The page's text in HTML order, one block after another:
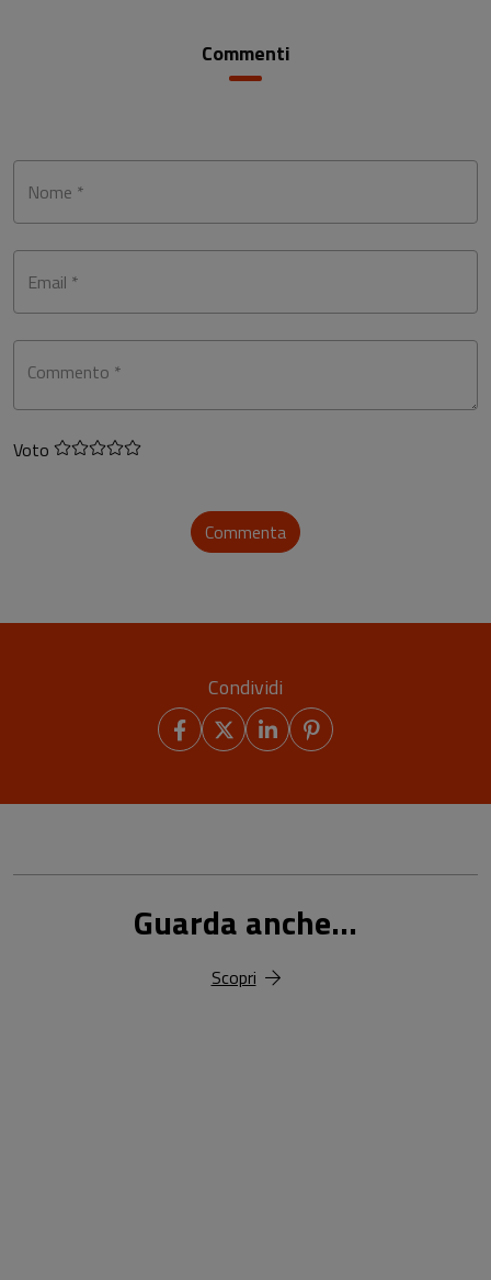
Commenti
Nome *
Email *
Commento *
Voto
Commenta
Condividi
Guarda anche...
Scopri